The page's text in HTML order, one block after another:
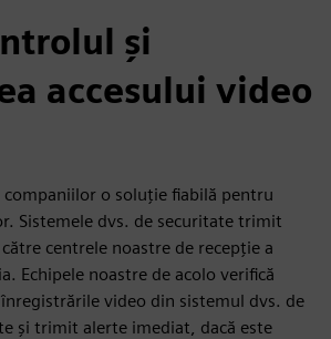
și
accesului video
companiilor o soluție fiabilă pentru
Sistemele dvs. de securitate trimit
centrele noastre de recepție a
Echipele noastre de acolo verifică
video din sistemul dvs. de
și trimit alerte imediat, dacă este